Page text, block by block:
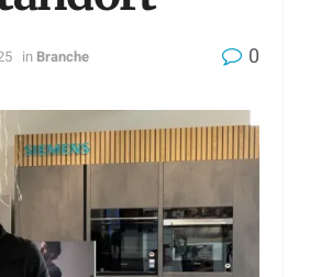
in Branche 0